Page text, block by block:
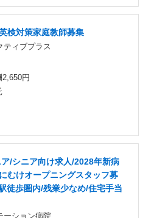
検対策家庭教師募集
ティブプラス
2,650円
/シニア向け求人/2028年新病
むけオープニングスタッフ募
徒歩圏内/残業少なめ/住宅手当
ーション病院